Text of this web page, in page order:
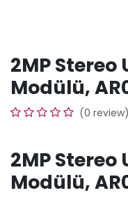
2MP Stereo
Modülü,
(0 review)
2MP Stereo
Modülü,